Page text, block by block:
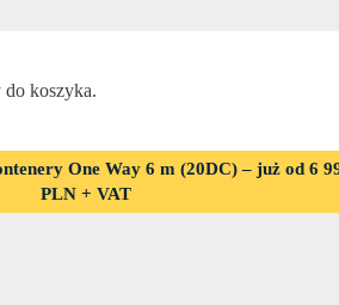
do koszyka.
One Way 6 m (20DC) – już od 6
PLN + VAT